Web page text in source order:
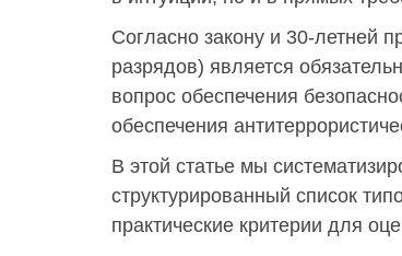
Согласно закону и 30-летней
разрядов) является
вопрос обеспечения
обеспечения
В этой статье мы
структурированный список
практические критерии для